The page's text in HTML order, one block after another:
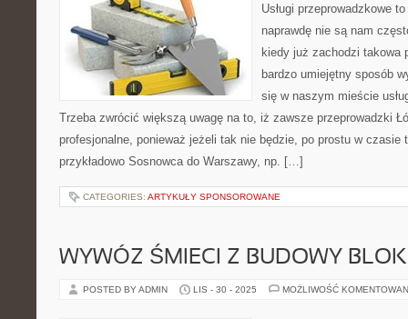
Usługi przeprowadzkowe
naprawdę nie są nam
kiedy już zachodzi takowa
bardzo umiejętny sposób
się w naszym mieście
Trzeba zwrócić większą uwagę na to, iż zawsze przeprowadzki
profesjonalne, ponieważ jeżeli tak nie będzie, po prostu w czasie
przykładowo Sosnowca do Warszawy, np. […]
CATEGORIES: ARTYKUŁY SPONSOROWANE
WYWÓZ ŚMIECI Z BUDOWY
POSTED BY ADMIN LIS - 30 - 2025 MOŻLIWOŚĆ